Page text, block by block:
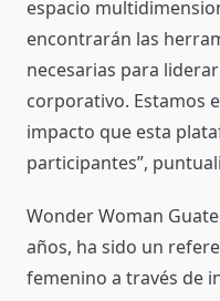
espacio
encontrarán las
necesarias para
corporativo. Estamos
impacto que esta
participantes”,
Wonder Woman
años, ha sido un
femenino a través de